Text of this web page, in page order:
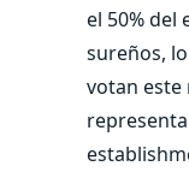
el 50% del
sureños,
votan este